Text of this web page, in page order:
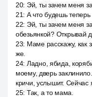
20: Эй, ты зачем меня
21: А что будешь
22: Эй, ты зачем меня
обезьянкой? Открывай
23: Маме расскажу, как
же.
24: Ладно, ябида,
моему, дверь
кричи, услышит. Сейчас
25: Так, а то мама.